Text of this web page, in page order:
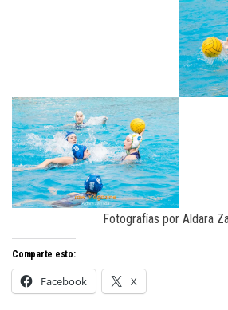
Fotografías por Aldara
Comparte esto:
Facebook X